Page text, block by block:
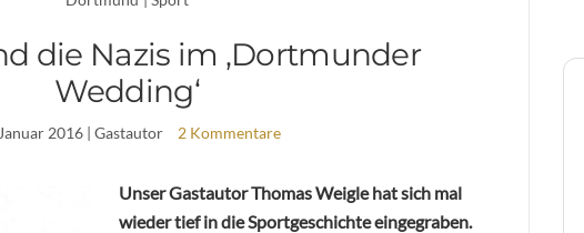
die Nazis im ‚Dortmunder
Wedding‘
2016 | Gastautor 2 Kommentare
Unser Gastautor Thomas Weigle hat sich mal
wieder tief in die Sportgeschichte eingegraben.